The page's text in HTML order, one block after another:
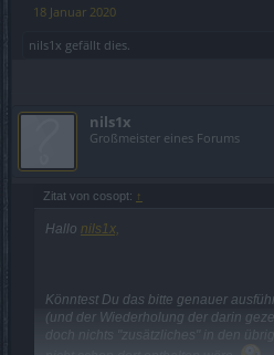
18 Januar 2020
nils1x gefällt dies.
nils1x
Großmeister eines Forums
Zitat von cosopt: ↑
Hallo nils1x,
Könntest Du das bitte genauer
(und der Wiederholung der darin
doch nichts "zusätzliches" in den